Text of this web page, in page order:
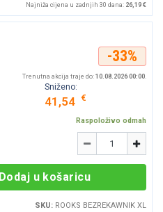
Najniža cijena u zadnjih 30 dana: 26,19 €
-33%
Trenutna akcija traje do: 10.08.2026 00:00.
Sniženo:
41,54 €
Raspoloživo odmah
- +
Dodaj u košaricu
SKU: ROOKS BEZREKAWNIK XL